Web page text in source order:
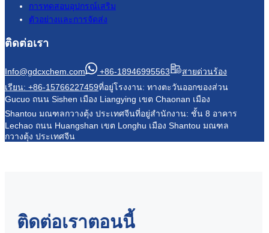
การทดสอบอุปกรณ์เสริม
ตัวอย่างและการจัดส่ง
ติดต่อเรา
Info@gdcxchem.com +86-18946995563
สายด่วนร้อง
เรียน: +86-15766227459ที่อยู่โรงงาน: ทางตะวันออกของส่วน
Gucuo ถนน Sishen เมือง Liangying เขต Chaonan เมือง
Shantou มณฑลกวางตุ้ง ประเทศจีนที่อยู่สำนักงาน: ชั้น 8 อาคาร
Lechao ถนน Huangshan เขต Longhu เมือง Shantou มณฑล
กวางตุ้ง ประเทศจีน
ติดต่อเราตอนนี้